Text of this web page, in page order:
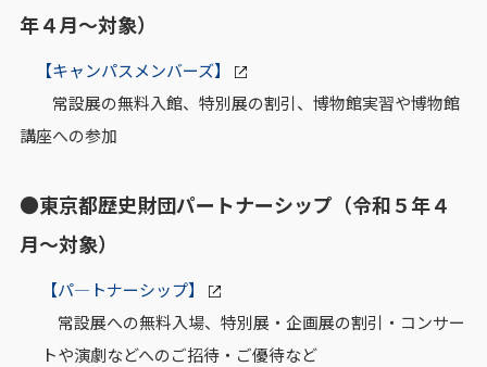
年４月～対象）
【キャンパスメンバーズ】
常設展の無料入館、特別展の割引、博物館実習や博物館
講座への参加
●東京都歴史財団パートナーシップ（令和５年４
月～対象）
【パ―トナーシップ】
常設展への無料入場、特別展・企画展の割引・コンサー
トや演劇などへのご招待・ご優待など